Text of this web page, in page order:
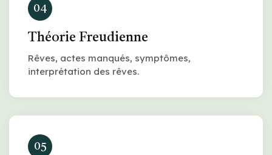
04
Théorie Freudienne
Rêves, actes manqués, symptômes,
interprétation des rêves.
05